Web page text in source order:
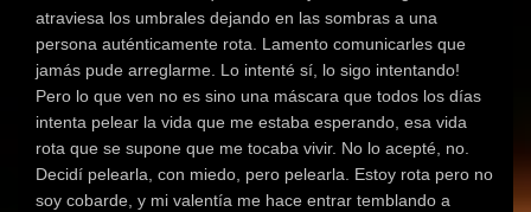
atraviesa los umbrales dejando en las sombras a una
persona auténticamente rota. Lamento comunicarles que
jamás pude arreglarme. Lo intenté sí, lo sigo intentando!
Pero lo que ven no es sino una máscara que todos los días
intenta pelear la vida que me estaba esperando, esa vida
rota que se supone que me tocaba vivir. No lo acepté, no.
Decidí pelearla, con miedo, pero pelearla. Estoy rota pero no
soy cobarde, y mi valentía me hace entrar temblando a